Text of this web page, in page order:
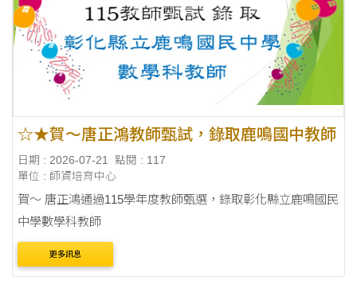
☆★賀～唐正鴻教師甄試，錄取鹿鳴國中教師
日期 : 2026-07-21
點閱 : 117
單位 : 師資培育中心
賀～ 唐正鴻通過115學年度教師甄選，錄取彰化縣立鹿鳴國民
更多訊息